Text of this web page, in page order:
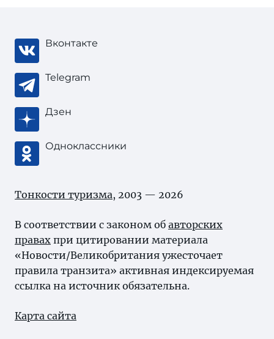
Вконтакте
Telegram
Дзен
Одноклассники
Тонкости туризма, 2003 — 2026
В соответствии с законом об авторских
правах при цитировании материала
«Новости/Великобритания ужесточает
правила транзита» активная индексируемая
ссылка на источник обязательна.
Карта сайта